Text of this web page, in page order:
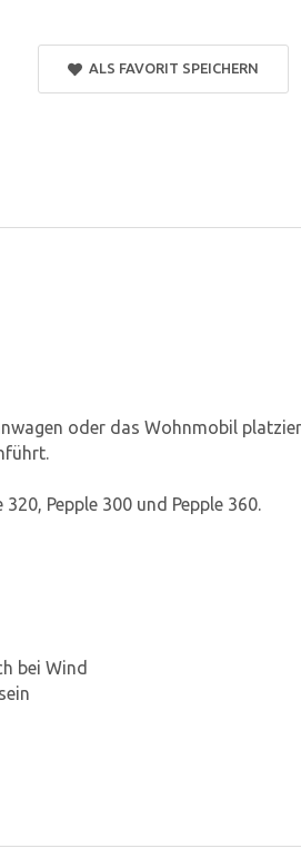
ALS FAVORIT SPEICHERN
oder das Wohnmobil
Pepple 300 und Pepple 360.
bei Wind